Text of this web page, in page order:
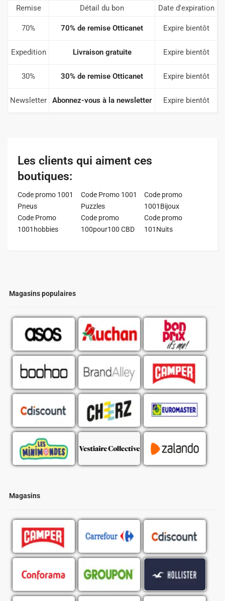
Magasins populaires
Magasins
Remise Détail du bon Date d'expiration
70% 70% de remise Otticanet Expire bientôt
Expedition Livraison gratuite Expire bientôt
30% 30% de remise Otticanet Expire bientôt
Newsletter Abonnez-vous à la newsletter Expire bientôt
Les clients qui aiment ces
boutiques:
Code promo 1001
Pneus
Code Promo 1001
Puzzles
Code promo
1001Bijoux
Code Promo
1001hobbies
Code promo
100pour100 CBD
Code promo
101Nuits